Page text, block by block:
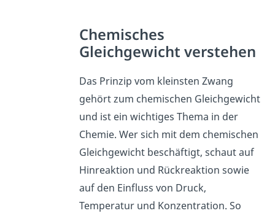
Chemisches
Gleichgewicht verstehen
Das Prinzip vom kleinsten Zwang
gehört zum chemischen Gleichgewicht
und ist ein wichtiges Thema in der
Chemie. Wer sich mit dem chemischen
Gleichgewicht beschäftigt, schaut auf
Hinreaktion und Rückreaktion sowie
auf den Einfluss von Druck,
Temperatur und Konzentration. So